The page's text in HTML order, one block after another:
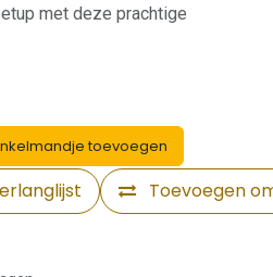
met deze prachtige
toevoegen
Toevoegen